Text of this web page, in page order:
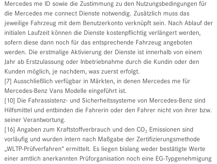
Mercedes me ID sowie die Zustimmung zu den Nutzungsbedingungen für
die Mercedes me connect Dienste notwendig. Zusätzlich muss das
jeweilige Fahrzeug mit dem Benutzerkonto verknüpft sein. Nach Ablauf der
initialen Laufzeit können die Dienste kostenpflichtig verlängert werden,
sofern diese dann noch für das entsprechende Fahrzeug angeboten
werden. Die erstmalige Aktivierung der Dienste ist innerhalb von einem
Jahr ab Erstzulassung oder Inbetriebnahme durch die Kundin oder den
Kunden möglich, je nachdem, was zuerst erfolgt.
[7] Ausschließlich verfügbar in Märkten, in denen Mercedes me für
Mercedes-Benz Vans Modelle eingeführt ist.
[10] Die Fahrassistenz- und Sicherheitssysteme von Mercedes-Benz sind
Hilfsmittel und entbinden die Fahrerin oder den Fahrer nicht von ihrer bzw.
seiner Verantwortung.
[16] Angaben zum Kraftstoffverbrauch und den CO₂ Emissionen sind
vorläufig und wurden intern nach Maßgabe der Zertifizierungsmethode
„WLTP-Prüfverfahren“ ermittelt. Es liegen bislang weder bestätigte Werte
einer amtlich anerkannten Prüforganisation noch eine EG-Typgenehmigung